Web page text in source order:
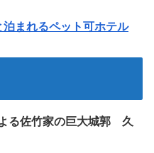
まれるペット可ホテル
る佐竹家の巨大城郭 久